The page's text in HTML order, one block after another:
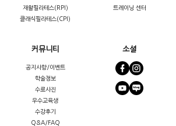
재활필라테스(RPI)
클래식필라테스(CPI)
트레이닝 센터
커뮤니티
공지사항/이벤트
학술정보
수료사진
우수교육생
수강후기
Q&A/FAQ
소셜